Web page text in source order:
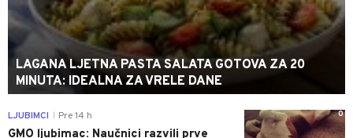
LAGANA LJETNA PASTA SALATA GOTOVA ZA 20
MINUTA: IDEALNA ZA VRELE DANE
0
LJUBIMCI Pre 14 h
GMO ljubimac: Naučnici razvili prve